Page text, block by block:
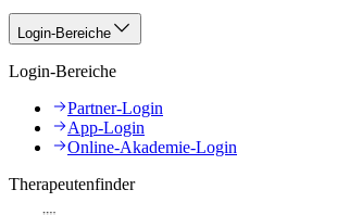
Login-Bereiche
Login-Bereiche
Partner-Login
App-Login
Online-Akademie-Login
Therapeutenfinder